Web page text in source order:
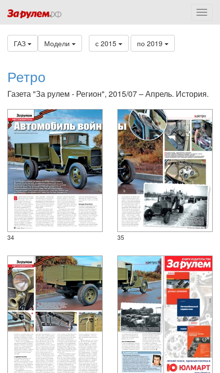
ГАЗ Модели с 2015 по 2019
Ретро
Газета "За рулем - Регион", 2015/07 – Апрель. История.
34 35